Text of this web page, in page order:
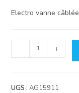
Electro vanne câblée
quantité
de
câblée
- +
UGS :AG15911